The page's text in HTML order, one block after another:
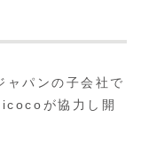
ャパンの子会社で
が協力し開